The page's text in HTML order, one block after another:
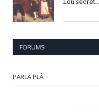
FORUMS
PARLA PLÂ